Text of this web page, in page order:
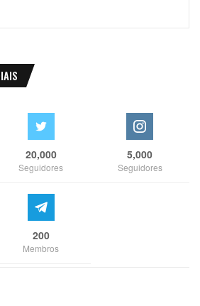
20,000
Seguidores
5,000
Seguidores
200
Membros